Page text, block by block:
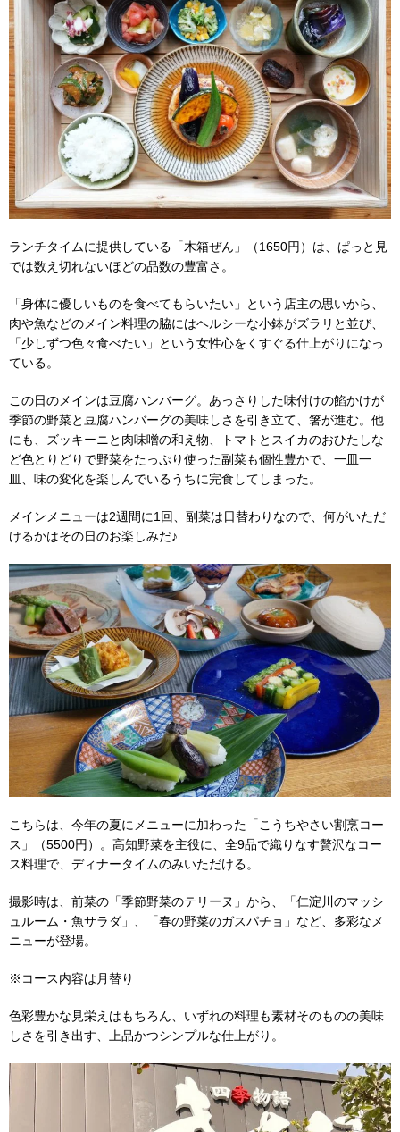
ランチタイムに提供している「木箱ぜん」（1650円）は、ぱっと見
では数え切れないほどの品数の豊富さ。
「身体に優しいものを食べてもらいたい」という店主の思いから、
肉や魚などのメイン料理の脇にはヘルシーな小鉢がズラリと並び、
「少しずつ色々食べたい」という女性心をくすぐる仕上がりになっ
ている。
この日のメインは豆腐ハンバーグ。あっさりした味付けの餡かけが
季節の野菜と豆腐ハンバーグの美味しさを引き立て、箸が進む。他
にも、ズッキーニと肉味噌の和え物、トマトとスイカのおひたしな
ど色とりどりで野菜をたっぷり使った副菜も個性豊かで、一皿一
皿、味の変化を楽しんでいるうちに完食してしまった。
メインメニューは2週間に1回、副菜は日替わりなので、何がいただ
けるかはその日のお楽しみだ♪
こちらは、今年の夏にメニューに加わった「こうちやさい割烹コー
ス」（5500円）。高知野菜を主役に、全9品で織りなす贅沢なコー
ス料理で、ディナータイムのみいただける。
撮影時は、前菜の「季節野菜のテリーヌ」から、「仁淀川のマッシ
ュルーム・魚サラダ」、「春の野菜のガスパチョ」など、多彩なメ
ニューが登場。
※コース内容は月替り
色彩豊かな見栄えはもちろん、いずれの料理も素材そのものの美味
しさを引き出す、上品かつシンプルな仕上がり。